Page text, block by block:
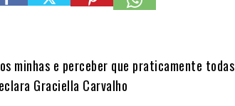
minhas e perceber que praticamente todas
Graciella Carvalho